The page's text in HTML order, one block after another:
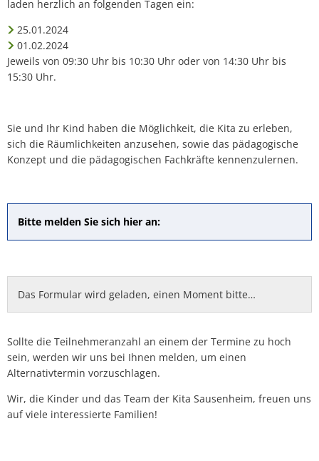
laden herzlich an folgenden Tagen ein:
25.01.2024
01.02.2024
Jeweils von 09:30 Uhr bis 10:30 Uhr oder von 14:30 Uhr bis
15:30 Uhr.
Sie und Ihr Kind haben die Möglichkeit, die Kita zu erleben,
sich die Räumlichkeiten anzusehen, sowie das pädagogische
Konzept und die pädagogischen Fachkräfte kennenzulernen.
Bitte melden Sie sich hier an:
Das Formular wird geladen, einen Moment bitte…
Sollte die Teilnehmeranzahl an einem der Termine zu hoch
sein, werden wir uns bei Ihnen melden, um einen
Alternativtermin vorzuschlagen.
Wir, die Kinder und das Team der Kita Sausenheim, freuen uns
auf viele interessierte Familien!